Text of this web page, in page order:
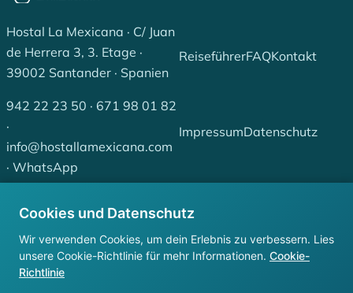
Hostal La Mexicana · C/ Juan
de Herrera 3, 3. Etage ·
39002 Santander · Spanien
942 22 23 50 · 671 98 01 82
·
info@hostallamexicana.com
· WhatsApp
Instagram Facebook
ReiseführerFAQKontakt
ImpressumDatenschutz
Cookies
Cookies und Datenschutz
Wir verwenden Cookies, um dein Erlebnis zu verbessern. Lies
unsere Cookie-Richtlinie für mehr Informationen. Cookie-
Richtlinie